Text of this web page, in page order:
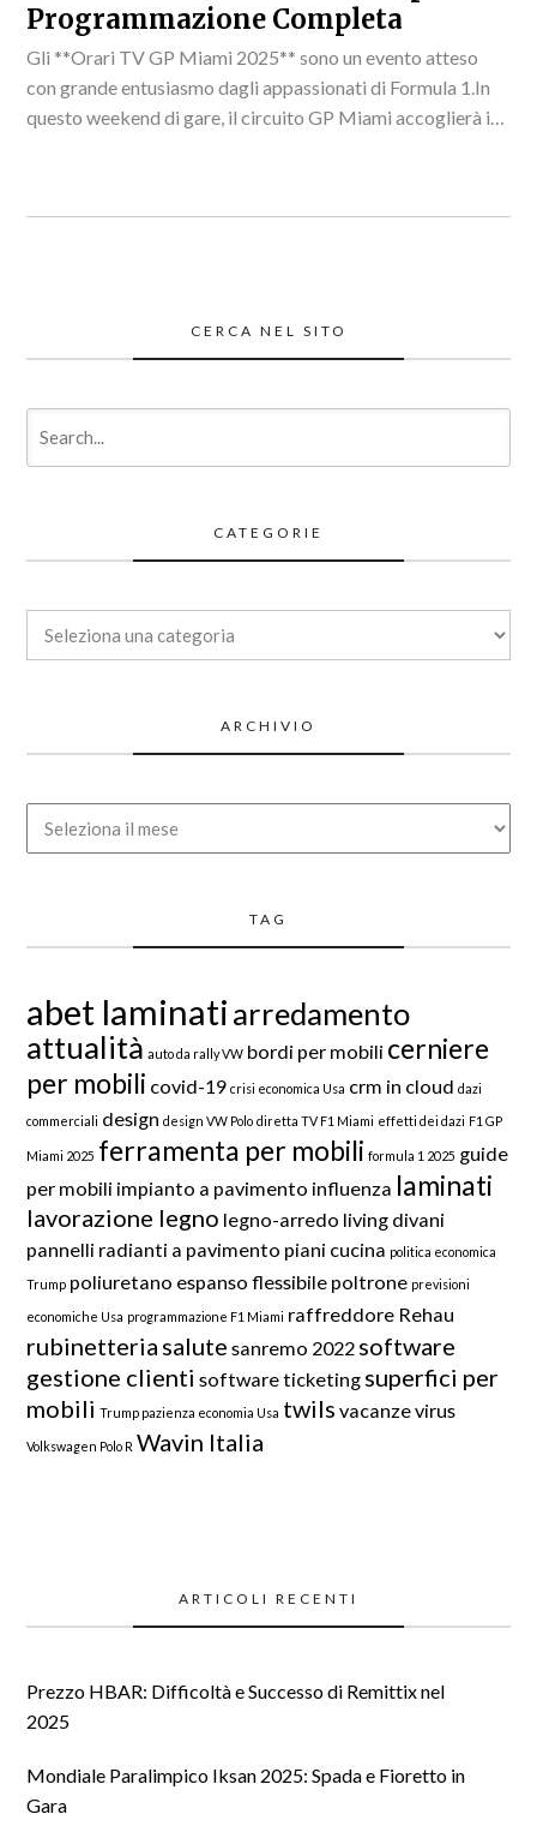
Programmazione Completa
Gli **Orari TV GP Miami 2025** sono un evento atteso
con grande entusiasmo dagli appassionati di Formula 1.In
questo weekend di gare, il circuito GP Miami accoglierà i
CERCA NEL SITO
CATEGORIE
Categorie
ARCHIVIO
Archivio
TAG
abet laminati arredamento
attualità auto da rally VW bordi per mobili cerniere
per mobili covid-19 crisi economica Usa crm in cloud dazi
commerciali design design VW Polo diretta TV F1 Miami effetti dei dazi F1 GP
Miami 2025 ferramenta per mobili formula 1 2025 guide
per mobili impianto a pavimento influenza laminati
lavorazione legno legno-arredo living divani
pannelli radianti a pavimento piani cucina politica economica
Trump poliuretano espanso flessibile poltrone previsioni
economiche Usa programmazione F1 Miami raffreddore Rehau
rubinetteria salute sanremo 2022 software
gestione clienti software ticketing superfici per
mobili Trump pazienza economia Usa twils vacanzevirus
Volkswagen Polo R Wavin Italia
ARTICOLI RECENTI
Prezzo HBAR: Difficoltà e Successo di Remittix nel
2025
Mondiale Paralimpico Iksan 2025: Spada e Fioretto in
Gara